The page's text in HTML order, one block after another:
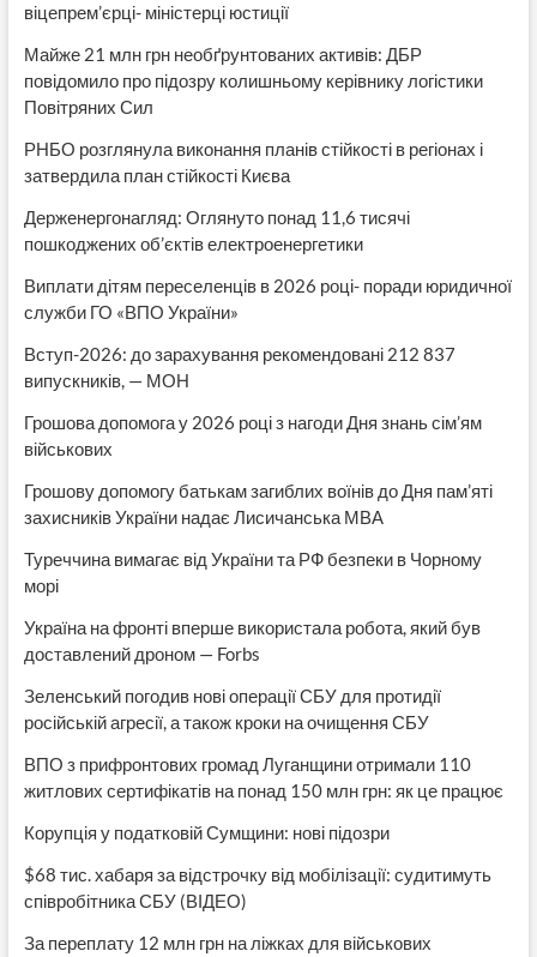
віцепрем’єрці- міністерці юстиції
Майже 21 млн грн необґрунтованих активів: ДБР
повідомило про підозру колишньому керівнику логістики
Повітряних Сил
РНБО розглянула виконання планів стійкості в регіонах і
затвердила план стійкості Києва
Держенергонагляд: Оглянуто понад 11,6 тисячі
пошкоджених об’єктів електроенергетики
Виплати дітям переселенців в 2026 році- поради юридичної
служби ГО «ВПО України»
Вступ-2026: до зарахування рекомендовані 212 837
випускників, — МОН
Грошова допомога у 2026 році з нагоди Дня знань сім’ям
військових
Грошову допомогу батькам загиблих воїнів до Дня пам’яті
захисників України надає Лисичанська МВА
Туреччина вимагає від України та РФ безпеки в Чорному
морі
Україна на фронті вперше використала робота, який був
доставлений дроном — Forbs
Зеленський погодив нові операції СБУ для протидії
російській агресії, а також кроки на очищення СБУ
ВПО з прифронтових громад Луганщини отримали 110
житлових сертифікатів на понад 150 млн грн: як це працює
Корупція у податковій Сумщини: нові підозри
$68 тис. хабаря за відстрочку від мобілізації: судитимуть
співробітника СБУ (ВІДЕО)
За переплату 12 млн грн на ліжках для військових